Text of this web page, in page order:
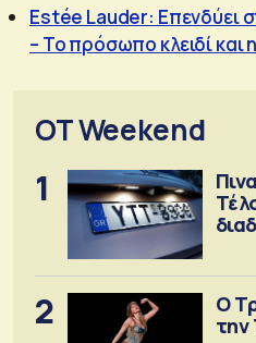
Estée Lauder: Επενδύει
– Το πρόσωπο κλειδί και
OT Weekend
1
2
Ο
την